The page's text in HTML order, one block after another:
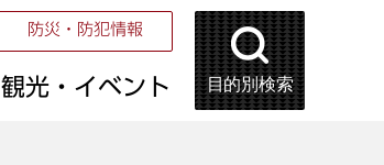
防災・防犯情報
観光・イベント 目的別検索